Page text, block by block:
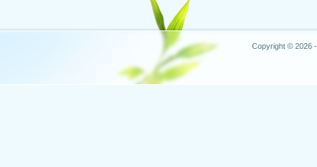
Copyright © 2026